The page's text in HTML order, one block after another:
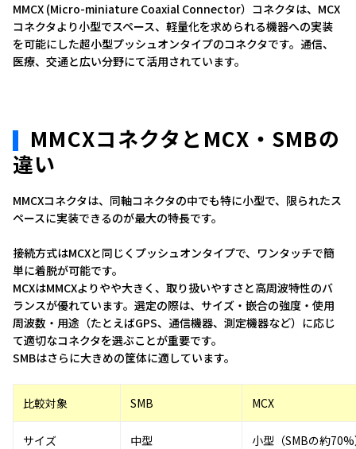
MMCX (Micro-miniature Coaxial Connector）コネクタは、MCX
コネクタより小型でスペース、軽量化を求められる機器への実装
を可能にした超小型プッシュオンタイプのコネクタです。通信、
医療、交通と広い分野にて活用されています。
MMCXコネクタとMCX・SMBの
違い
MMCXコネクタは、同軸コネクタの中でも特に小型で、限られたス
ペースに実装できるのが最大の特長です。
接続方式はMCXと同じくプッシュオンタイプで、ワンタッチで簡
単に着脱が可能です。
MCXはMMCXよりやや大きく、取り扱いやすさと高周波特性のバ
ランスが優れています。選定の際は、サイズ・嵌合の強度・使用
周波数・用途（たとえばGPS、通信機器、測定機器など）に応じ
て適切なコネクタを選ぶことが重要です。
SMBはさらに大きめの筐体に適しています。
比較対象 SMB MCX
サイズ 中型 小型（SMBの約